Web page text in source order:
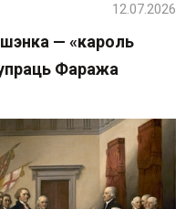
— «кароль
Фаража
12.07.2026